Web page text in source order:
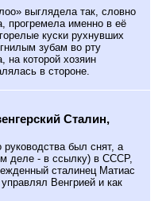
выглядела так, словно
прогремела именно в её
куски рухнувших
зубам во рту
на которой хозяин
в стороне.
Сталин,
руководства был снят, а
деле - в ссылку) в СССР,
сталинец Матиас
Венгрией и как